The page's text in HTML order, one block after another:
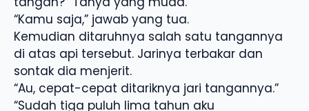
“Kamu saja,” jawab yang tua.
Kemudian ditaruhnya salah satu tangannya
di atas api tersebut. Jarinya terbakar dan
sontak dia menjerit.
“Au, cepat-cepat ditariknya jari tangannya.”
“Sudah tiga puluh lima tahun aku